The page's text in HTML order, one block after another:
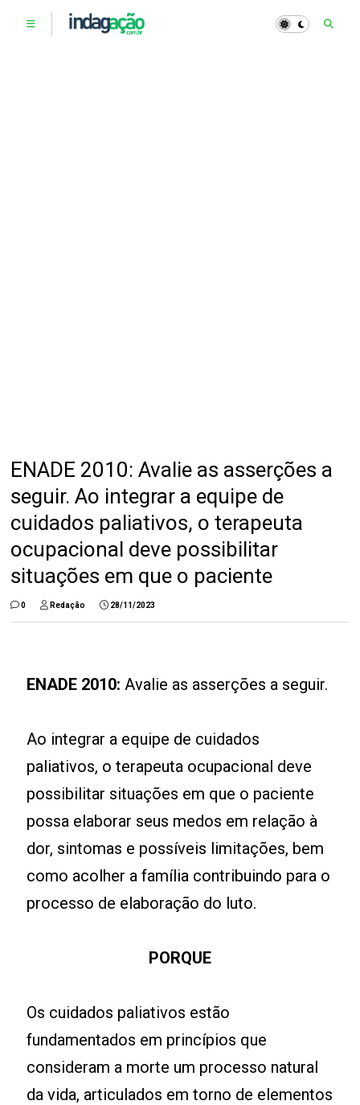
ENADE 2010: Avalie as asserções a
seguir. Ao integrar a equipe de
cuidados paliativos, o terapeuta
ocupacional deve possibilitar
situações em que o paciente
0 Redação 28/11/2023
ENADE 2010:Avalie as asserções a seguir.
Ao integrar a equipe de cuidados
paliativos, o terapeuta ocupacional deve
possibilitar situações em que o paciente
possa elaborar seus medos em relação à
dor, sintomas e possíveis limitações, bem
como acolher a família contribuindo para o
processo de elaboração do luto.
PORQUE
Os cuidados paliativos estão
fundamentados em princípios que
consideram a morte um processo natural
da vida, articulados em torno de elementos